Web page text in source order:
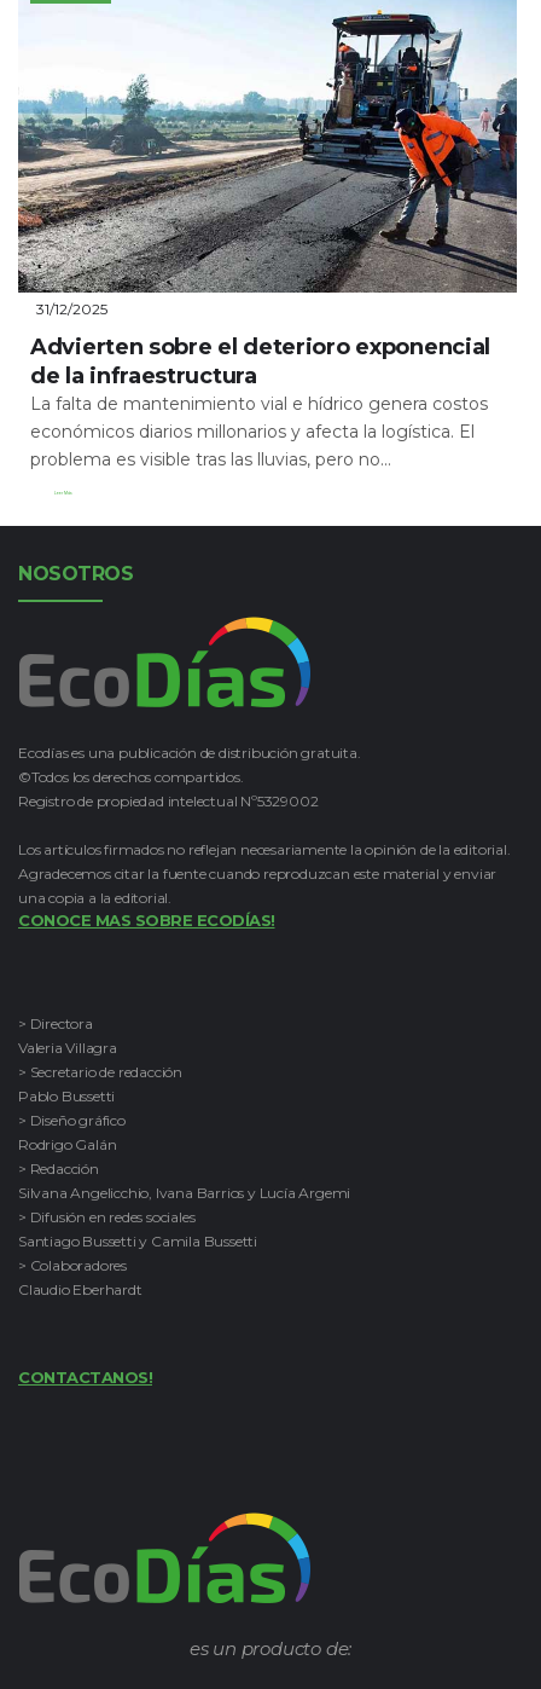
31/12/2025
Advierten sobre el deterioro exponencial
de la infraestructura
La falta de mantenimiento vial e hídrico genera costos
económicos diarios millonarios y afecta la logística. El
problema es visible tras las lluvias, pero no...
Leer Más
NOSOTROS
Ecodías es una publicación de distribución gratuita.
©Todos los derechos compartidos.
Registro de propiedad intelectual Nº5329002
Los artículos firmados no reflejan necesariamente la opinión de la editorial.
Agradecemos citar la fuente cuando reproduzcan este material y enviar
una copia a la editorial.
CONOCE MAS SOBRE ECODÍAS!
> Directora
Valeria Villagra
> Secretario de redacción
Pablo Bussetti
> Diseño gráfico
Rodrigo Galán
> Redacción
Silvana Angelicchio, Ivana Barrios y Lucía Argemi
> Difusión en redes sociales
Santiago Bussetti y Camila Bussetti
> Colaboradores
Claudio Eberhardt
CONTACTANOS!
es un producto de: